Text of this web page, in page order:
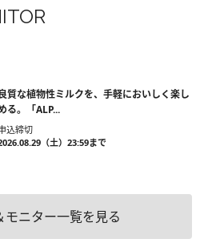
質な植物性ミルクを、手軽においしく楽し
る。「ALP...
込締切
（土）23:59まで
モニター一覧を見る